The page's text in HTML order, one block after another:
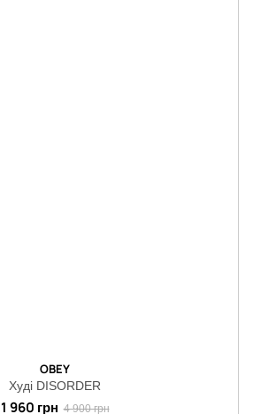
OBEY
Худі DISORDER
1 960 грн 4 900 грн